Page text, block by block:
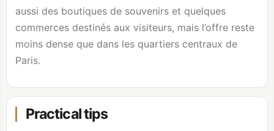
aussi des boutiques de souvenirs et quelques
commerces destinés aux visiteurs, mais l’offre reste
moins dense que dans les quartiers centraux de
Paris.
Practical tips